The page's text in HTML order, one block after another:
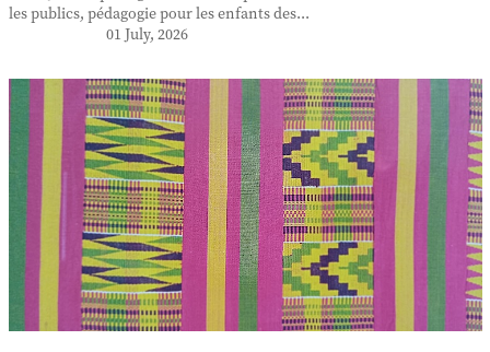
les publics, pédagogie pour les enfants des...
01 July, 2026